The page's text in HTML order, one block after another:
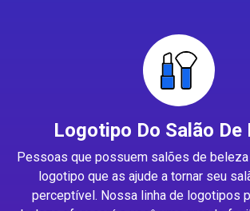
Logotipo Do Salão De
Pessoas que possuem salões de
logotipo que as ajude a tornar seu
perceptível. Nossa linha de logotipos